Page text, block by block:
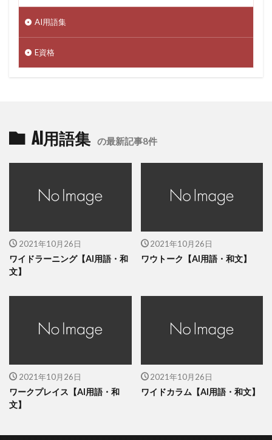
AI用語集
E資格
AI用語集 の最新記事8件
2021年10月26日
ワイドラーニング【AI用語・和
文】
2021年10月26日
ワウトーク【AI用語・和文】
2021年10月26日
ワークプレイス【AI用語・和
文】
2021年10月26日
ワイドカラム【AI用語・和文】